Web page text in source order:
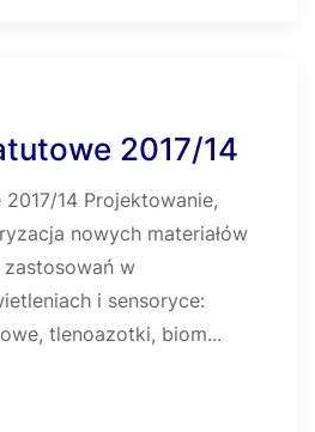
2017/14
14 Projektowanie,
nowych materiałów
w
i sensoryce:
tlenoazotki, biom...